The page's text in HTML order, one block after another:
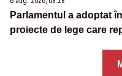
Parlamentul a adoptat
proiecte de lege care